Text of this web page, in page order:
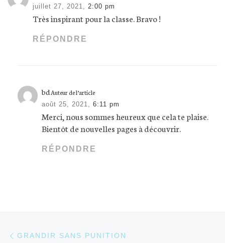
juillet 27, 2021, 2:00 pm
Très inspirant pour la classe. Bravo !
RÉPONDRE
bdAuteur de l’article
août 25, 2021, 6:11 pm
Merci, nous sommes heureux que cela te plaise.
Bientôt de nouvelles pages à découvrir.
RÉPONDRE
Parcourir les articles
GRANDIR SANS PUNITION